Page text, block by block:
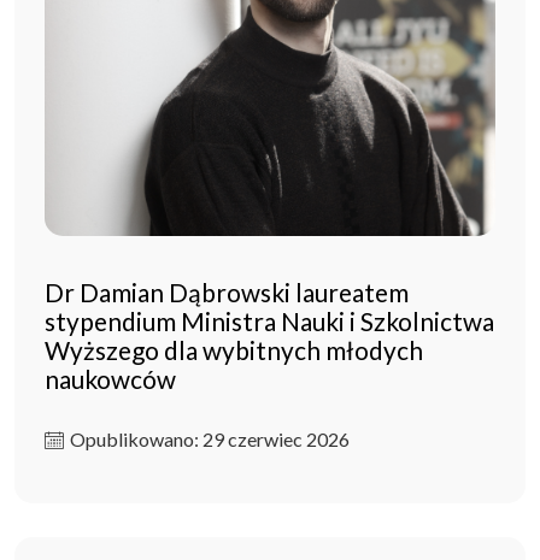
Dr Damian Dąbrowski laureatem
stypendium Ministra Nauki i Szkolnictwa
Wyższego dla wybitnych młodych
naukowców
Opublikowano: 29 czerwiec 2026